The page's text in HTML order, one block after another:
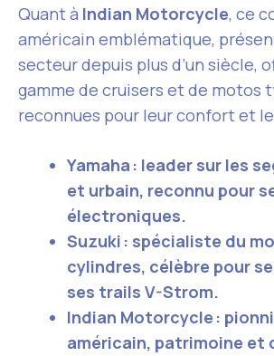
Quant à Indian Motorcycle, ce
américain emblématique,
secteur depuis plus d’un siècle,
gamme de cruisers et de motos
reconnues pour leur confort et
Yamaha : leader sur les
et urbain, reconnu pour
électroniques.
Suzuki : spécialiste du
cylindres, célèbre pour
ses trails V-Strom.
Indian Motorcycle :
américain, patrimoine et